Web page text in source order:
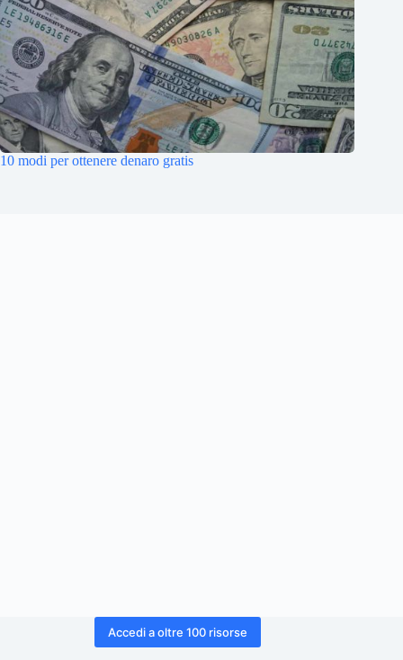
10 modi per ottenere denaro gratis
Accedi a oltre 100 risorse